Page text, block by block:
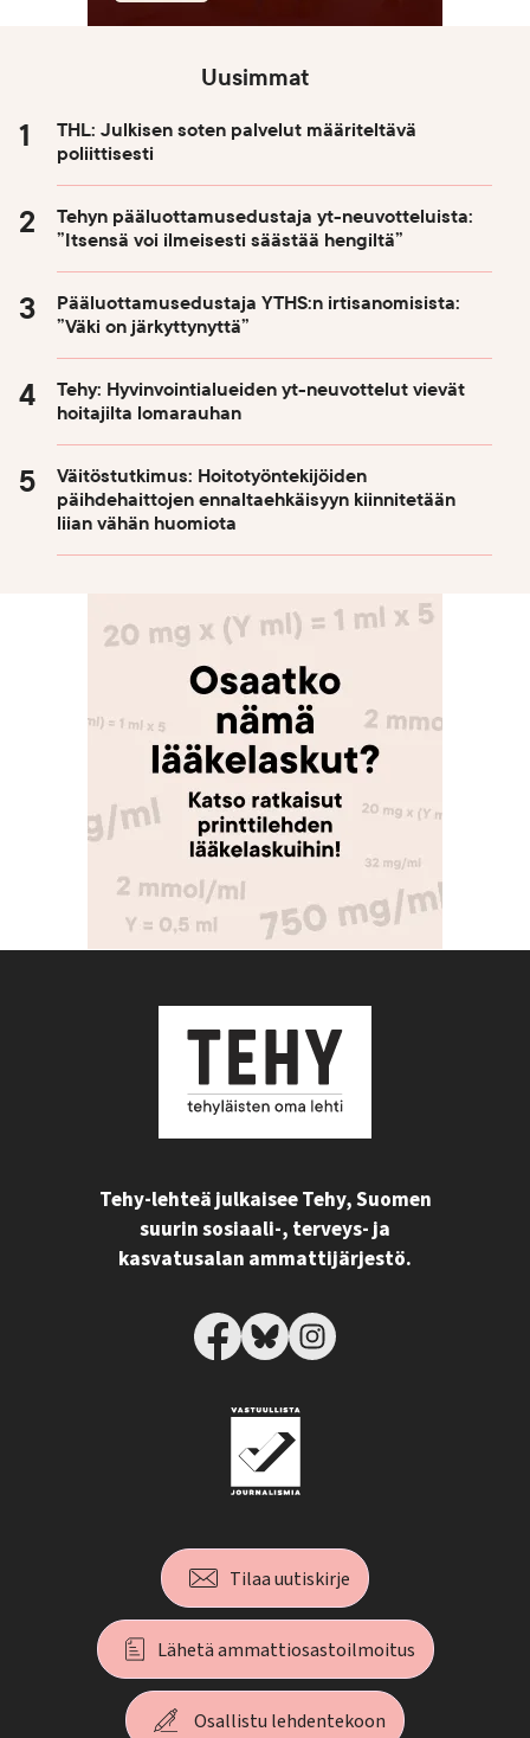
Uusimmat
THL: Julkisen soten palvelut määriteltävä
poliittisesti
Tehyn pääluottamusedustaja yt-neuvotteluista:
”Itsensä voi ilmeisesti säästää hengiltä”
Pääluottamusedustaja YTHS:n irtisanomisista:
”Väki on järkyttynyttä”
Tehy: Hyvinvointialueiden yt-neuvottelut vievät
hoitajilta lomarauhan
Väitöstutkimus: Hoitotyöntekijöiden
päihdehaittojen ennaltaehkäisyyn kiinnitetään
liian vähän huomiota
Tehy-lehteä julkaisee Tehy, Suomen
suurin sosiaali-, terveys- ja
kasvatusalan ammattijärjestö.
Tilaa uutiskirje
Lähetä ammattiosastoilmoitus
Osallistu lehdentekoon